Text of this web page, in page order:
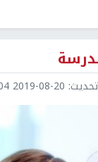
2019-08-20 16:04